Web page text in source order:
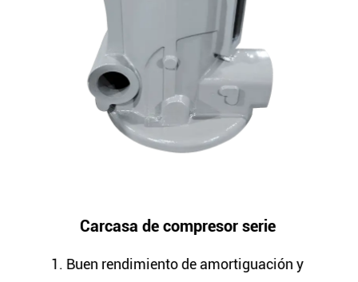
y
Asiento del cojinete del
1. Buen rendimiento de